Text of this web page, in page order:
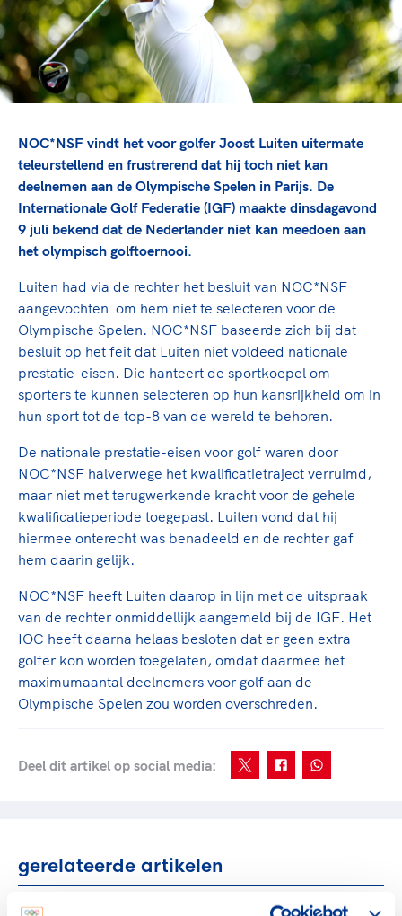
Sportonderzoek
Sportakkoord II
TeamNL kids
Olympische geschiedenis
Nieuwspagina
Columns
Sport gaat niet vanzelf
Sport verenigt. Op sportclubs, pleintjes, tijdens
een rondje fietsen, door samen te skaten of naar
de sportschool te gaan. Door samen te juichen
voor Sifan Hassan, Rico Verhoeven, Diede de
Groot en het Nederlands Elftal. Of met trots te
genieten van de karatewedstrijd van je dochter,
de halve marathon van je moeder of de
hockeywedstrijd van je buurjongen.
Lees verder
Veilige en integere sport
Diversiteit en inclusie
Gezonde sportomgeving
Duurzaamheid
Vitale clubs en bestuurlijk kader
Sportmatch
Clubacties
Handboek Wet- en Regelgeving
Opleidingen en trainingen
High5 Stappenplan
Ruimte voor sport
Clubondersteuning
Beroepskrachten
Samen voor een veilige
sportomgeving
Voor welk gedrag staat de club? Wat mag wel
En wat mag vooral niet? Een gedragscode geeft
hier richting aan en is dus een belangrijk
onderdeel van het clubbeleid rondom gewenst en
ongewenst gedrag.
Lees verder
TeamNL Academie Kalender
Kennisaanbod TeamNL Experts
TeamNL Sport Science Centre
Olympische Spelen LA28
Paralympische Spelen LA28
Europese Spelen Istanbul 2027
Topsportfinanciering
Maatschappelijke waarde topsport
Top teamsportcompetities
De TeamNL Academie
De TeamNL Academie biedt een leer- en
ontwikkelprogramma voor de volgende functies
binnen TeamNL programma's: experts, coaches,
bestuurders, (technisch) directeuren, managers en
toekomstig kader.
NOC*NSF vindt het voor golfer Joost Luiten uitermate
teleurstellend en frustrerend dat hij toch niet kan
deelnemen aan de Olympische Spelen in Parijs. De
Internationale Golf Federatie (IGF) maakte dinsdagavond
9 juli bekend dat de Nederlander niet kan meedoen aan
het olympisch golftoernooi.
Luiten had via de rechter het besluit van NOC*NSF
aangevochten om hem niet te selecteren voor de
Olympische Spelen. NOC*NSF baseerde zich bij dat
besluit op het feit dat Luiten niet voldeed nationale
prestatie-eisen. Die hanteert de sportkoepel om
sporters te kunnen selecteren op hun kansrijkheid om in
hun sport tot de top-8 van de wereld te behoren.
De nationale prestatie-eisen voor golf waren door
NOC*NSF halverwege het kwalificatietraject verruimd,
maar niet met terugwerkende kracht voor de gehele
kwalificatieperiode toegepast. Luiten vond dat hij
hiermee onterecht was benadeeld en de rechter gaf
hem daarin gelijk.
NOC*NSF heeft Luiten daarop in lijn met de uitspraak
van de rechter onmiddellijk aangemeld bij de IGF. Het
IOC heeft daarna helaas besloten dat er geen extra
golfer kon worden toegelaten, omdat daarmee het
maximumaantal deelnemers voor golf aan de
Olympische Spelen zou worden overschreden.
Deel dit artikel op social media:
gerelateerde artikelen